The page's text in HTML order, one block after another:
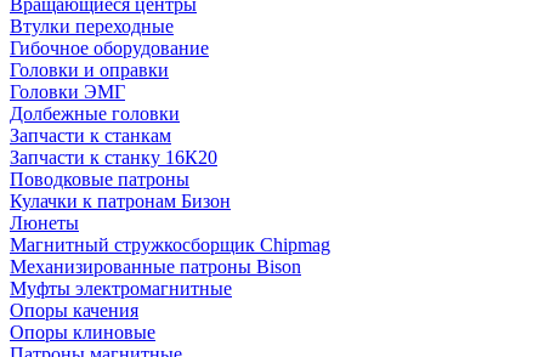
Вращающиеся центры
Втулки переходные
Гибочное оборудование
Головки и оправки
Головки ЭМГ
Долбежные головки
Запчасти к станкам
Запчасти к станку 16К20
Поводковые патроны
Кулачки к патронам Бизон
Люнеты
Магнитный стружкосборщик Chipmag
Механизированные патроны Bison
Муфты электромагнитные
Опоры качения
Опоры клиновые